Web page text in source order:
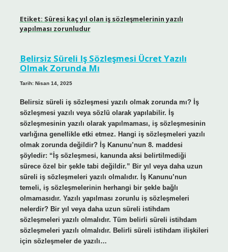
Etiket: Süresi kaç yıl olan iş sözleşmelerinin yazılı
yapılması zorunludur
Belirsiz Süreli Iş Sözleşmesi Ücret Yazılı
Olmak Zorunda Mı
Tarih: Nisan 14, 2025
Belirsiz süreli iş sözleşmesi yazılı olmak zorunda mı? İş
sözleşmesi yazılı veya sözlü olarak yapılabilir. İş
sözleşmesinin yazılı olarak yapılmaması, iş sözleşmesinin
varlığına genellikle etki etmez. Hangi iş sözleşmeleri yazılı
olmak zorunda değildir? İş Kanunu’nun 8. maddesi
şöyledir: “İş sözleşmesi, kanunda aksi belirtilmediği
sürece özel bir şekle tabi değildir.” Bir yıl veya daha uzun
süreli iş sözleşmeleri yazılı olmalıdır. İş Kanunu’nun
temeli, iş sözleşmelerinin herhangi bir şekle bağlı
olmamasıdır. Yazılı yapılması zorunlu iş sözleşmeleri
nelerdir? Bir yıl veya daha uzun süreli istihdam
sözleşmeleri yazılı olmalıdır. Tüm belirli süreli istihdam
sözleşmeleri yazılı olmalıdır. Belirli süreli istihdam ilişkileri
için sözleşmeler de yazılı…